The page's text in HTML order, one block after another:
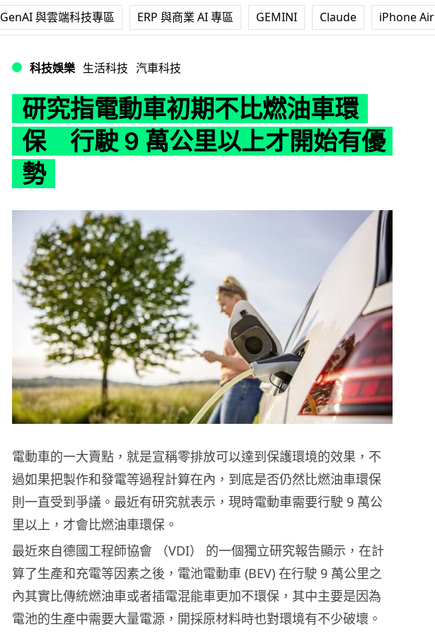
GenAI 與雲端科技專區 ERP 與商業 AI 專區 GEMINI Claude iPhone Air
科技娛樂 生活科技 汽車科技
研究指電動車初期不比燃油車環
保 行駛 9 萬公里以上才開始有優
勢
電動車的一大賣點，就是宣稱零排放可以達到保護環境的效果，不
過如果把製作和發電等過程計算在內，到底是否仍然比燃油車環保
則一直受到爭議。最近有研究就表示，現時電動車需要行駛 9 萬公
里以上，才會比燃油車環保。
最近來自德國工程師協會 （VDI） 的一個獨立研究報告顯示，在計
算了生產和充電等因素之後，電池電動車 (BEV) 在行駛 9 萬公里之
內其實比傳統燃油車或者插電混能車更加不環保，其中主要是因為
電池的生產中需要大量電源，開採原材料時也對環境有不少破壞。